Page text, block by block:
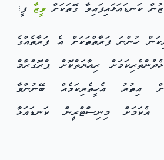
ކަނޑައަޅައިފައިވާ ގޮތަކަށް ވީޒާ ފީ؛
ހުންނަ ފަރާތްތަކަށް އެ ފަރާތެއްގެ
ރިއާޔަތްކޮށް ޕްރޮގްރާމް
އިތުރު އެހީތެރިކަމެއް ބޭނުންވާ
އެކަމަށް މިނިސްޓްރީން ކަނޑައަޅާ